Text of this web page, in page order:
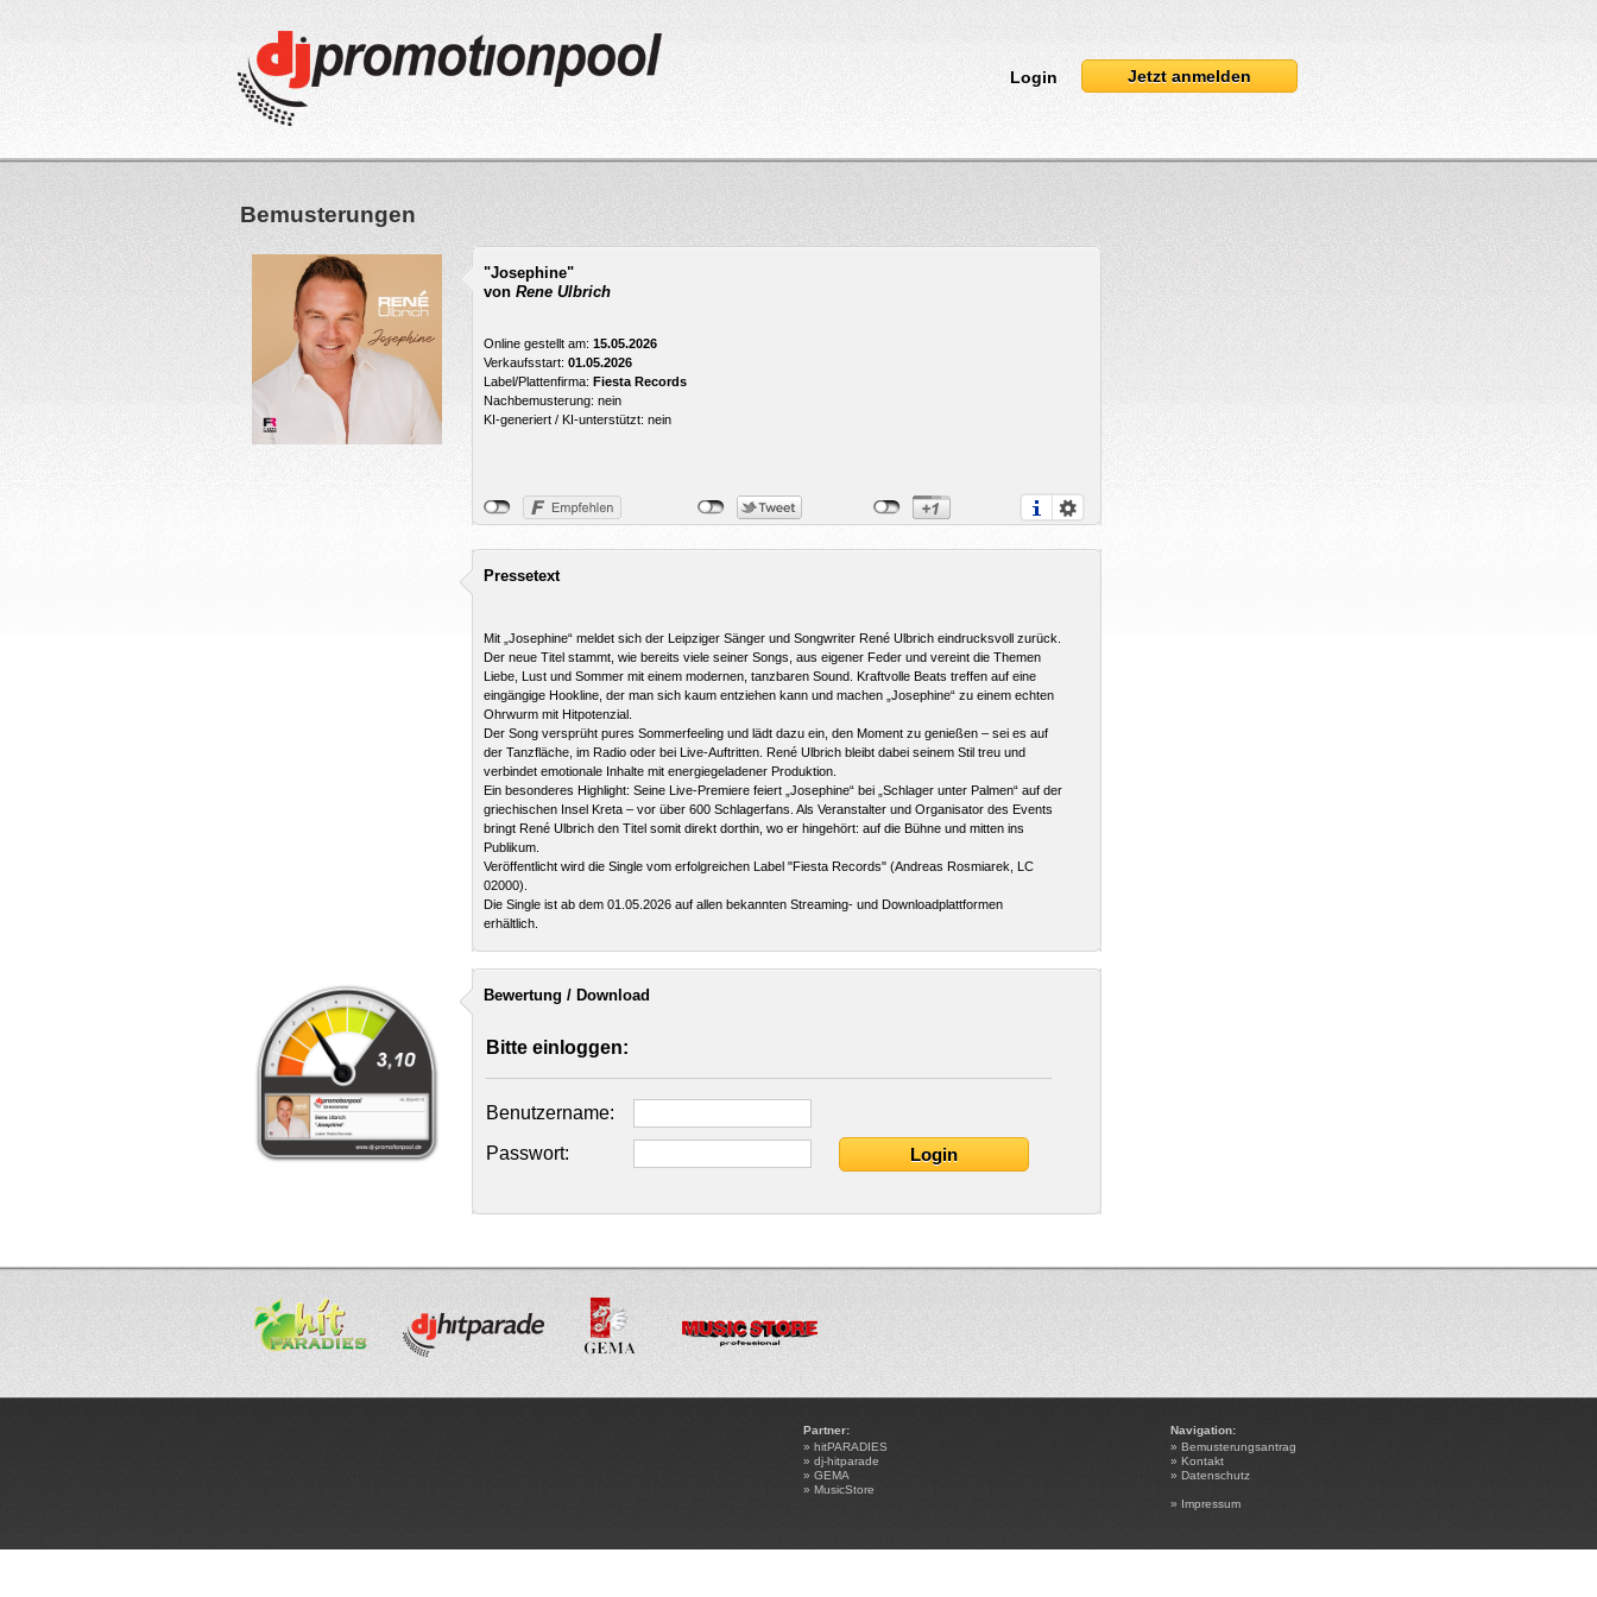
Jetzt anmelden
Login
Bemusterungen
"Josephine"
von Rene Ulbrich
Online gestellt am: 15.05.2026
Verkaufsstart: 01.05.2026
Label/Plattenfirma: Fiesta Records
Nachbemusterung: nein
KI-generiert / KI-unterstützt: nein
Pressetext
Mit „Josephine“ meldet sich der Leipziger Sänger und Songwriter René Ulbrich eindrucksvoll zurück.
Der neue Titel stammt, wie bereits viele seiner Songs, aus eigener Feder und vereint die Themen
Liebe, Lust und Sommer mit einem modernen, tanzbaren Sound. Kraftvolle Beats treffen auf eine
eingängige Hookline, der man sich kaum entziehen kann und machen „Josephine“ zu einem echten
Ohrwurm mit Hitpotenzial.
Der Song versprüht pures Sommerfeeling und lädt dazu ein, den Moment zu genießen – sei es auf
der Tanzfläche, im Radio oder bei Live-Auftritten. René Ulbrich bleibt dabei seinem Stil treu und
verbindet emotionale Inhalte mit energiegeladener Produktion.
Ein besonderes Highlight: Seine Live-Premiere feiert „Josephine“ bei „Schlager unter Palmen“ auf der
griechischen Insel Kreta – vor über 600 Schlagerfans. Als Veranstalter und Organisator des Events
bringt René Ulbrich den Titel somit direkt dorthin, wo er hingehört: auf die Bühne und mitten ins
Publikum.
Veröffentlicht wird die Single vom erfolgreichen Label "Fiesta Records" (Andreas Rosmiarek, LC
02000).
Die Single ist ab dem 01.05.2026 auf allen bekannten Streaming- und Downloadplattformen
erhältlich.
Bewertung / Download
Bitte einloggen:
Benutzername:
Passwort:
Partner:
Navigation:
» hitPARADIES
» dj-hitparade
» GEMA
» MusicStore
» Bemusterungsantrag
» Kontakt
» Datenschutz
» Impressum